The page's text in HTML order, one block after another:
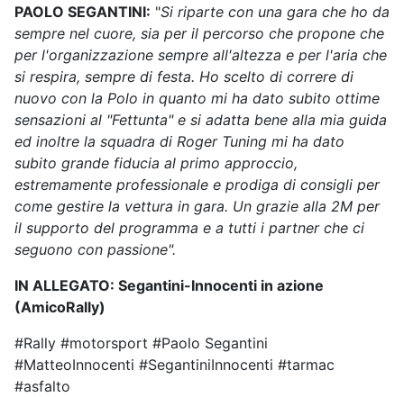
PAOLO SEGANTINI: "Si riparte con una gara che ho da
sempre nel cuore, sia per il percorso che propone che
per l'organizzazione sempre all'altezza e per l'aria che
si respira, sempre di festa. Ho scelto di correre di
nuovo con la Polo in quanto mi ha dato subito ottime
sensazioni al "Fettunta" e si adatta bene alla mia guida
ed inoltre la squadra di Roger Tuning mi ha dato
subito grande fiducia al primo approccio,
estremamente professionale e prodiga di consigli per
come gestire la vettura in gara. Un grazie alla 2M per
il supporto del programma e a tutti i partner che ci
seguono con passione".
IN ALLEGATO: Segantini-Innocenti in azione
(AmicoRally)
#Rally #motorsport #Paolo Segantini
#MatteoInnocenti #SegantiniInnocenti #tarmac
#asfalto